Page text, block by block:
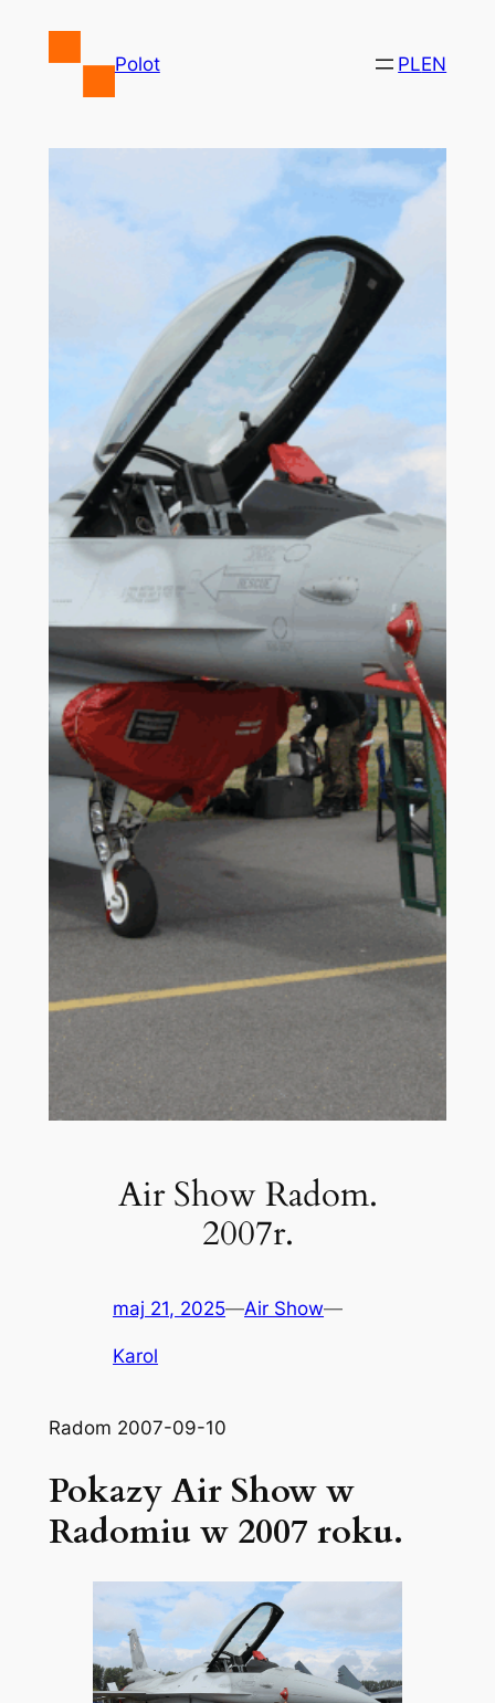
Polot PLEN
Air Show Radom.
2007r.
maj 21, 2025—Air Show—
Karol
Radom 2007-09-10
Pokazy Air Show w
Radomiu w 2007 roku.